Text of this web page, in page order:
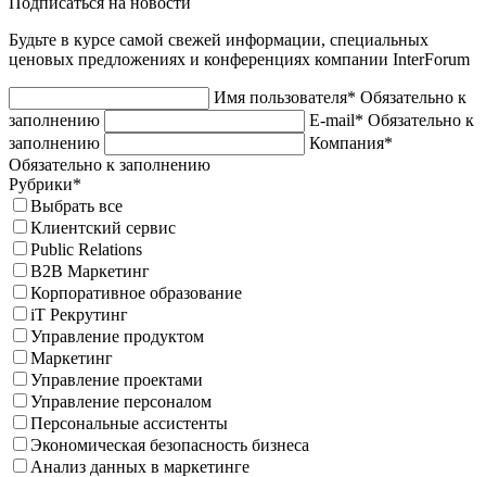
Будьте в курсе самой свежей информации, специальных
ценовых предложениях и конференциях компании InterForum
Имя пользователя* Обязательно к
заполнению
E-mail* Обязательно к
заполнению
Компания*
Обязательно к заполнению
Рубрики*
Выбрать все
Клиентский сервис
Public Relations
B2B Маркетинг
Корпоративное образование
iT Рекрутинг
Управление продуктом
Маркетинг
Управление проектами
Управление персоналом
Персональные ассистенты
Экономическая безопасность бизнеса
Анализ данных в маркетинге